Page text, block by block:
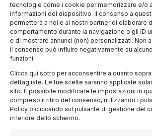
tecnologie come i cookie per memorizzare e/o
informazioni del dispositivo. Il consenso a
permetterà a noi e ai nostri partner di elaborare
comportamento durante la navigazione o gli ID
e di mostrare annunci (non) personalizzati. Non
il consenso può influire negativamente su
funzioni.
Clicca qui sotto per acconsentire a quanto
dettagliate. Le tue scelte saranno applicate
sito. È possibile modificare le impostazioni in
compreso il ritiro del consenso, utilizzando i
Policy o cliccando sul pulsante di gestione del
inferiore dello schermo.